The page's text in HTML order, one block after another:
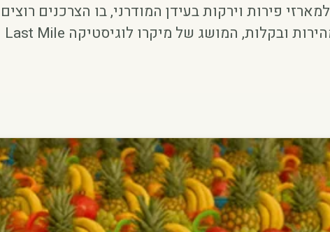
מיקרו לוגיסטיקה Last Mile למארזי פירות וירקות בעידן המודרני, בו הצרכנים רוצים
לקבל את המוצרים שלהם במהירות ובקלות, המושג של מיקרו לוגיסטיקה Last Mile